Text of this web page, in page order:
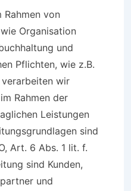
von
Organisation
und
Pflichten, wie z.B.
wir
Rahmen der
Leistungen
sind
Art. 6 Abs. 1 lit. f.
sind Kunden,
und